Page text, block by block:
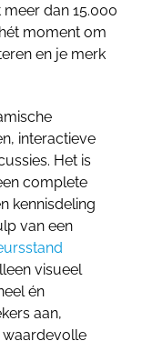
dan 15.000
moment om
en je merk
interactieve
Het is
complete
kennisdeling
van een
visueel
én
aan,